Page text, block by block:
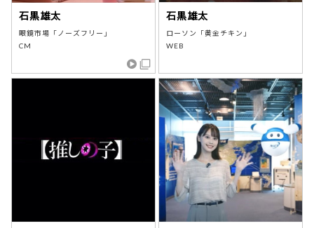
石黒雄太
眼鏡市場「ノーズフリー」
CM
石黒雄太
ローソン「黄金チキン」
WEB